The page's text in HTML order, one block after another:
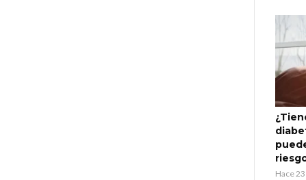
Hace